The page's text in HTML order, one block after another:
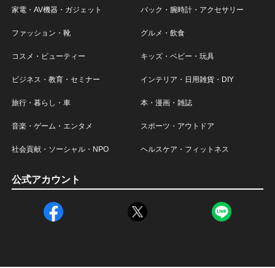
家電・AV機器・ガジェット バック・腕時計・アクセサリー
ファッション・靴 グルメ・飲食
コスメ・ビューティー キッズ・ベビー・玩具
ビジネス・教育・セミナー インテリア・日用雑貨・DIY
旅行・暮らし・車 本・漫画・雑誌
音楽・ゲーム・エンタメ スポーツ・アウトドア
社会貢献・ソーシャル・NPO ヘルスケア・フィットネス
公式アカウント